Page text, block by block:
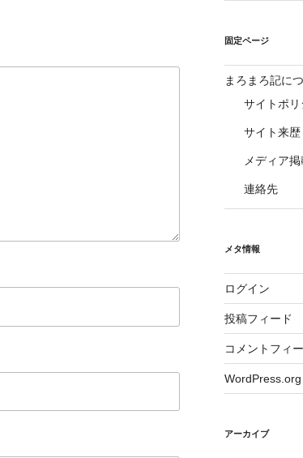
固定ページ
まろまろ記に
サイトポリ
サイト来歴
メディア
連絡先
メタ情報
ログイン
投稿フィード
コメントフィ
WordPress.org
アーカイブ